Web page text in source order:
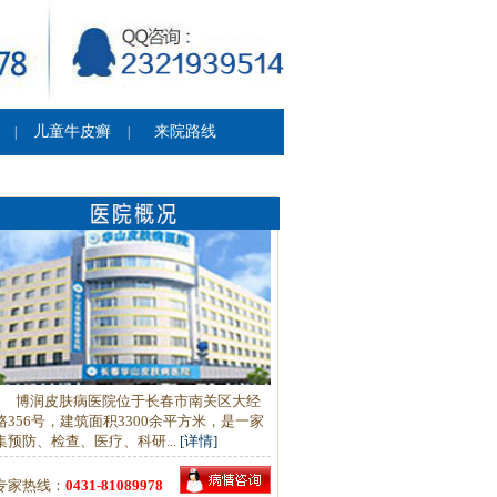
儿童牛皮癣 来院路线
博润皮肤病医院位于长春市南关区大经
356号，建筑面积3300余平方米，是一家
预防、检查、医疗、科研... [详情]
家热线： 0431-81089978